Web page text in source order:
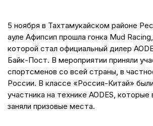
5 ноября в Тахтамукайском районе
ауле Афипсип прошла гонка Mud
которой стал официальный дилер
Байк-Пост. В мероприятии приняли
спортсменов со всей страны, в
России. В классе «Россия-Китай»
участника на технике AODES, которые
заняли призовые места.